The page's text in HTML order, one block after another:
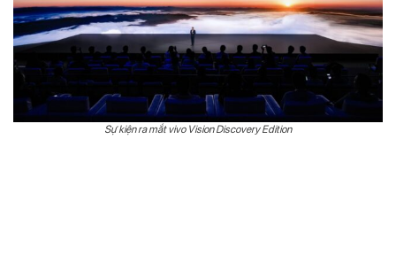
Sự kiện ra mắt vivo Vision Discovery Edition